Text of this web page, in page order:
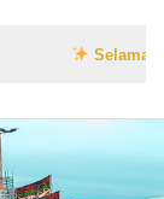
Selamat